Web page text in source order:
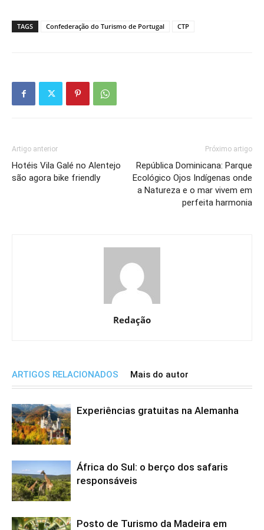
TAGS Confederação do Turismo de Portugal CTP
Artigo anterior
Hotéis Vila Galé no Alentejo
são agora bike friendly
Próximo artigo
República Dominicana: Parque
Ecológico Ojos Indígenas onde
a Natureza e o mar vivem em
perfeita harmonia
Redação
ARTIGOS RELACIONADOS Mais do autor
Experiências gratuitas na Alemanha
África do Sul: o berço dos safaris
responsáveis
Posto de Turismo da Madeira em